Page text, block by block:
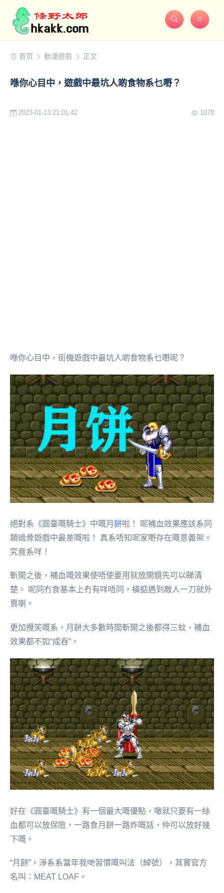
首页 動漫遊戲 正文
喺你心目中，遊戲中最坑人啲食物系乜嘢？
2023-01-13 21:01:42 1078
喺你心目中，街機遊戲中最坑人啲食物系乜嘢呢？
絕對系《圓臺嘅騎士》中嘅月 餅啦！ 呢補血效果應該系同
類過骨遊戲中最差嘅啦！ 真系唔知呢家嘢存在嘅意義架。
究竟系咩！
斬開之後，補血嘅效果使唔使要用就放開鏡先可以睇清
楚。 呢同冇食基本上冇有咩唔同，橫掂遇到敵人一刀就外
賣喇。
更加攪笑嘅系，月餅大多數時間斬開之後都得三蚊，補血
效果都不如“成吞”。
好在《圓臺嘅騎士》有一個最大嘅優點，噉就只要有一絲
血都可以放保險，一路食月餅一路炸嘅話，仲可以放好幾
下嘅。
“月餅”，淨系系當年我哋習慣嘅叫法（綽號），其實官方
名叫：MEAT LOAF。